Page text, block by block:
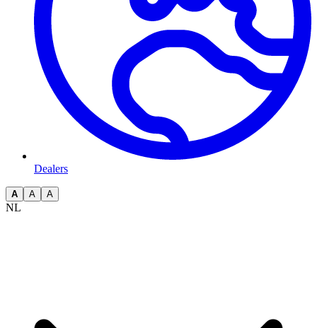
Dealers
A A A
NL